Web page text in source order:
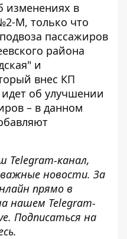
изменениях в
М, только что
пассажиров
района
и
внес КП
об улучшении
– в данном
Telegram-канал,
новости. За
прямо в
нашем Telegram-
. Подписаться на
.